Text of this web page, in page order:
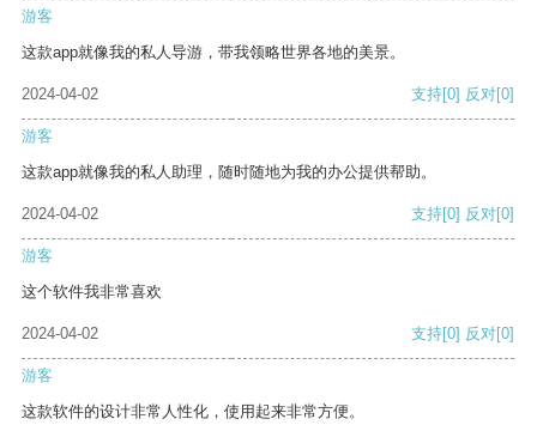
游客
这款app就像我的私人导游，带我领略世界各地的美景。
2024-04-02 支持[0] 反对[0]
游客
这款app就像我的私人助理，随时随地为我的办公提供帮助。
2024-04-02 支持[0] 反对[0]
游客
这个软件我非常喜欢
2024-04-02 支持[0] 反对[0]
游客
这款软件的设计非常人性化，使用起来非常方便。